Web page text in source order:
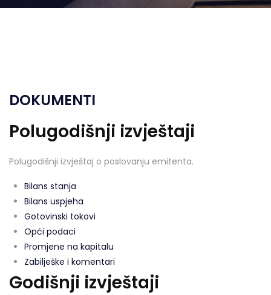
DOKUMENTI
Polugodišnji izvještaji
Polugodišnji izvještaj o poslovanju emitenta.
Bilans stanja
Bilans uspjeha
Gotovinski tokovi
Opći podaci
Promjene na kapitalu
Zabilješke i komentari
Godišnji izvještaji